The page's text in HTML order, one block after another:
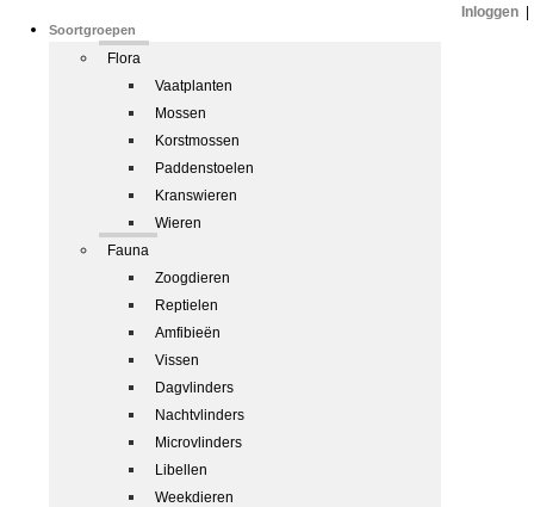
Soortgroepen
Flora
Vaatplanten
Mossen
Korstmossen
Paddenstoelen
Kranswieren
Wieren
Fauna
Zoogdieren
Reptielen
Amfibieën
Vissen
Dagvlinders
Nachtvlinders
Microvlinders
Libellen
Weekdieren
Inloggen